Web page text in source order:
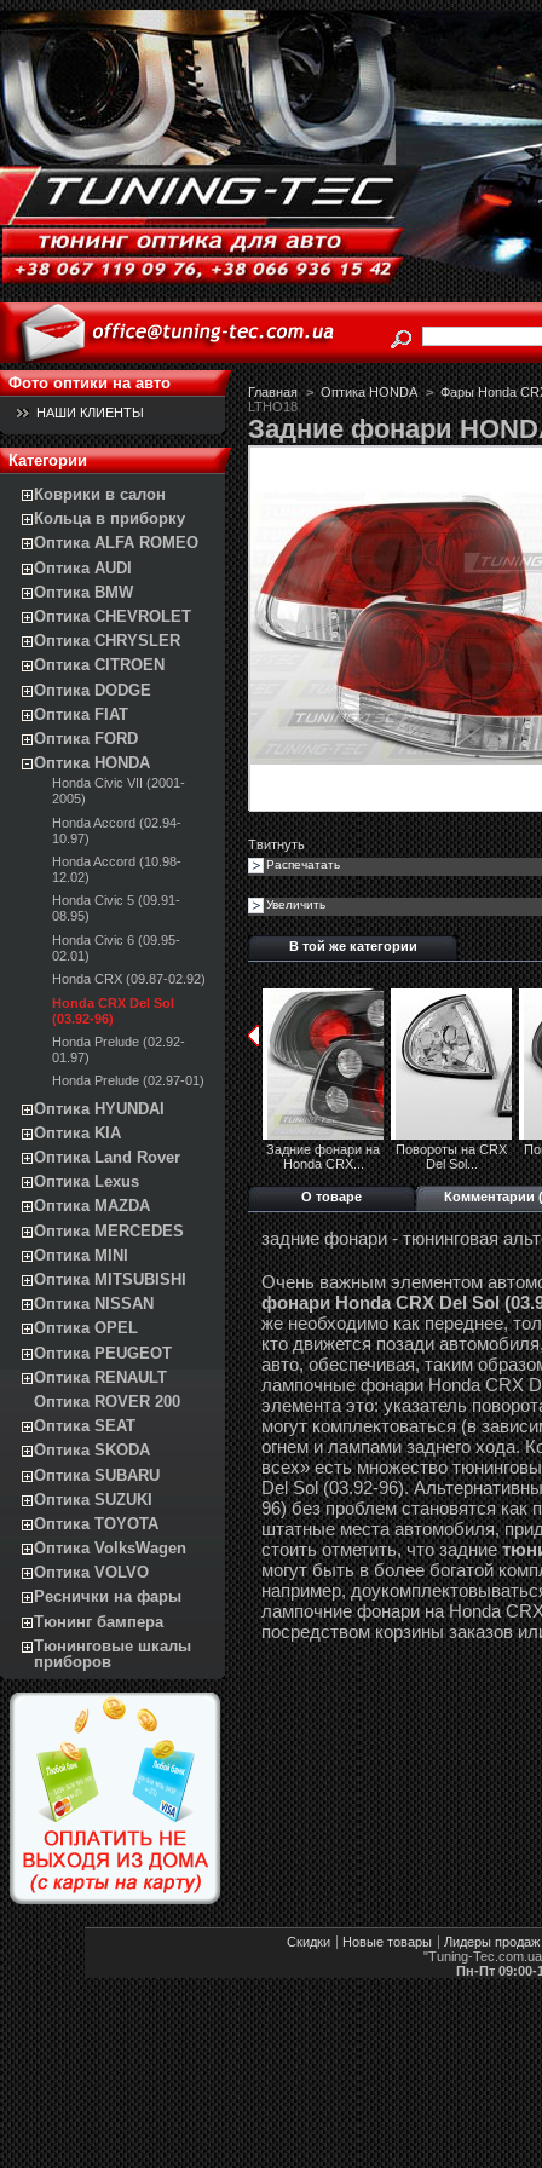
Фото оптики на авто
НАШИ КЛИЕНТЫ
Категории
Коврики в салон
Кольца в приборку
Оптика ALFA ROMEO
Оптика AUDI
Оптика BMW
Оптика CHEVROLET
Оптика CHRYSLER
Оптика CITROEN
Оптика DODGE
Оптика FIAT
Оптика FORD
Оптика HONDA
Honda Civic VII (2001-
2005)
Honda Accord (02.94-
10.97)
Honda Accord (10.98-
12.02)
Honda Civic 5 (09.91-
08.95)
Honda Civic 6 (09.95-
02.01)
Honda CRX (09.87-02.92)
Honda CRX Del Sol
(03.92-96)
Honda Prelude (02.92-
01.97)
Honda Prelude (02.97-01)
Оптика HYUNDAI
Оптика KIA
Оптика Land Rover
Оптика Lexus
Оптика MAZDA
Оптика MERCEDES
Оптика MINI
Оптика MITSUBISHI
Оптика NISSAN
Оптика OPEL
Оптика PEUGEOT
Оптика RENAULT
Оптика ROVER 200
Оптика SEAT
Оптика SKODA
Оптика SUBARU
Оптика SUZUKI
Оптика TOYOTA
Оптика VolksWagen
Оптика VOLVO
Реснички на фары
Тюнинг бампера
Тюнинговые шкалы
приборов
Главная > Оптика HONDA > Фары Honda
LTHO18
Задние фонари
Твитнуть
Распечатать
Увеличить
В той же категории
Задние фонари на
Honda CRX...
Повороты на CRX
Del Sol...
О товаре Комментарии
задние фонари - тюнинговая
Очень важным элементом
фонари Honda CRX Del Sol
же необходимо как переднее,
кто движется позади
авто, обеспечивая, таким
лампочные фонари Honda CRX
элемента это: указатель
могут комплектоваться (в
огнем и лампами заднего хода.
всех» есть множество
Del Sol (03.92-96).
96) без проблем становятся как
штатные места автомобиля,
стоить отметить, что задние
могут быть в более богатой
например,
лампочние фонари на Honda
посредством корзины заказов
Скидки Новые товары
Лидеры продаж
"Tuning-
Пн-Пт 09:00-